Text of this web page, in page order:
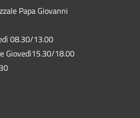
Papa Giovanni
08.30/13.00
Giovedì15.30/18.00